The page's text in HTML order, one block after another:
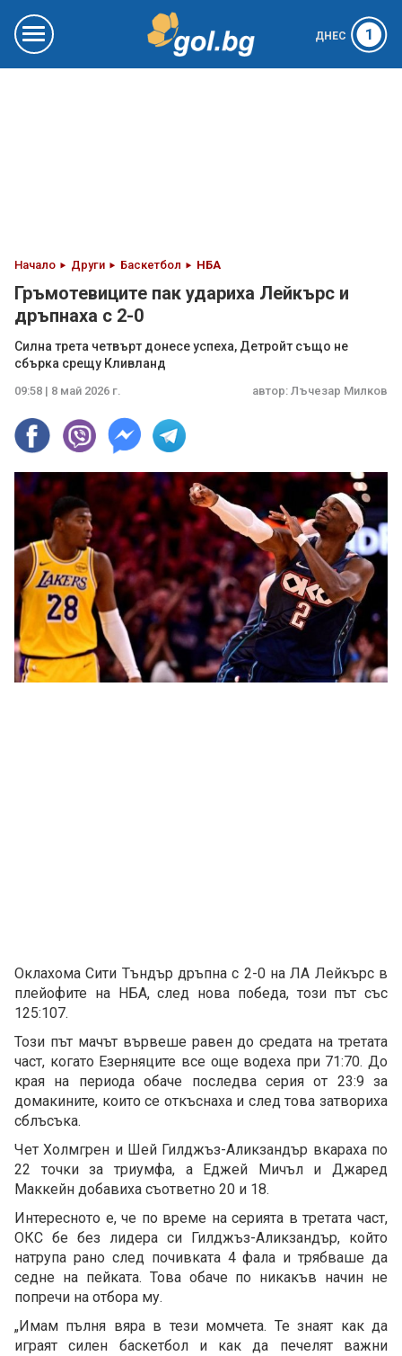
ДНЕС 1
Начало Други Баскетбол НБА
Гръмотевиците пак удариха Лейкърс и
дръпнаха с 2-0
Силна трета четвърт донесе успеха, Детройт също не
сбърка срещу Кливланд
09:58 | 8 май 2026 г. автор: Лъчезар Милков
Оклахома Сити Тъндър дръпна с 2-0 на ЛА Лейкърс в
плейофите на НБА, след нова победа, този път със
125:107.
Този път мачът вървеше равен до средата на третата
част, когато Езерняците все още водеха при 71:70. До
края на периода обаче последва серия от 23:9 за
домакините, които се откъснаха и след това затвориха
сблъсъка.
Чет Холмгрен и Шей Гилджъз-Аликзандър вкараха по
22 точки за триумфа, а Еджей Мичъл и Джаред
Маккейн добавиха съответно 20 и 18.
Интересното е, че по време на серията в третата част,
ОКС бе без лидера си Гилджъз-Аликзандър, който
натрупа рано след почивката 4 фала и трябваше да
седне на пейката. Това обаче по никакъв начин не
попречи на отбора му.
„Имам пълня вяра в тези момчета. Те знаят как да
играят силен баскетбол и как да печелят важни